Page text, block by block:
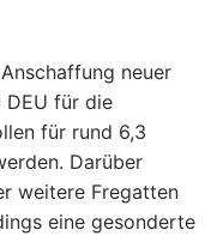
neuer
DEU für die
für rund 6,3
Darüber
weitere Fregatten
eine gesonderte